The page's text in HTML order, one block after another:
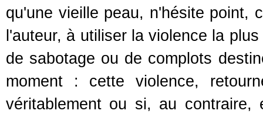
qu'une vieille peau, n'hésite point,
l'auteur, à utiliser la violence la
de sabotage ou de complots
moment : cette violence,
véritablement ou si, au